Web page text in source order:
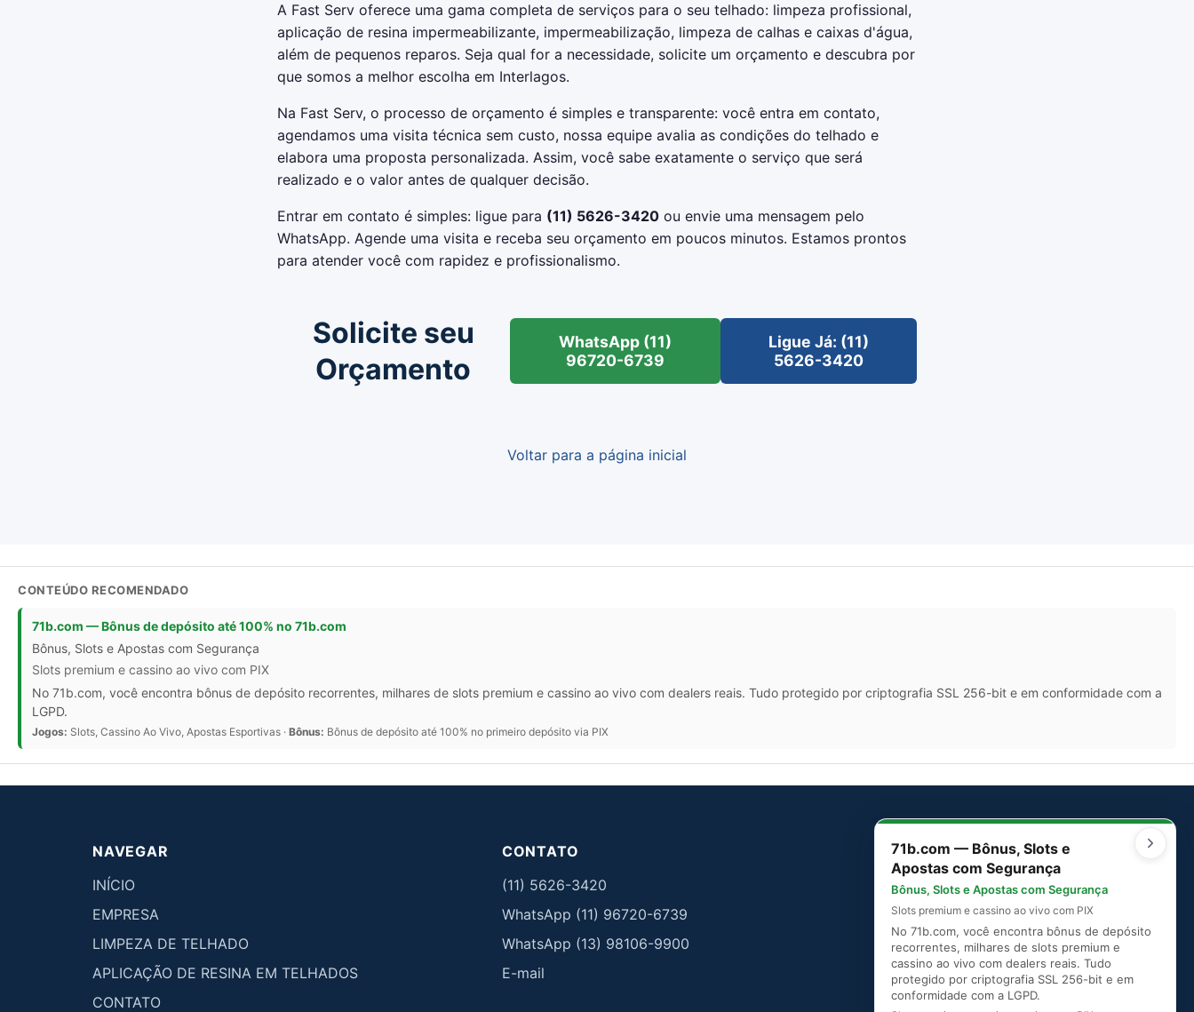
A Fast Serv oferece uma gama completa de serviços para o seu telhado: limpeza profissional,
aplicação de resina impermeabilizante, impermeabilização, limpeza de calhas e caixas d'água,
além de pequenos reparos. Seja qual for a necessidade, solicite um orçamento e descubra por
que somos a melhor escolha em Interlagos.
Na Fast Serv, o processo de orçamento é simples e transparente: você entra em contato,
agendamos uma visita técnica sem custo, nossa equipe avalia as condições do telhado e
elabora uma proposta personalizada. Assim, você sabe exatamente o serviço que será
realizado e o valor antes de qualquer decisão.
Entrar em contato é simples: ligue para (11) 5626-3420 ou envie uma mensagem pelo
WhatsApp. Agende uma visita e receba seu orçamento em poucos minutos. Estamos prontos
para atender você com rapidez e profissionalismo.
Solicite seu
Orçamento
WhatsApp (11)
96720-6739
Ligue Já: (11)
5626-3420
Voltar para a página inicial
CONTEÚDO RECOMENDADO
71b.com — Bônus de depósito até 100% no 71b.com
Bônus, Slots e Apostas com Segurança
Slots premium e cassino ao vivo com PIX
No 71b.com, você encontra bônus de depósito recorrentes, milhares de slots premium e cassino ao vivo com dealers reais. Tudo protegido por criptografia SSL 256-bit e em conformidade com a
LGPD.
Jogos: Slots, Cassino Ao Vivo, Apostas Esportivas · Bônus: Bônus de depósito até 100% no primeiro depósito via PIX
NAVEGAR
INÍCIO
EMPRESA
LIMPEZA DE TELHADO
APLICAÇÃO DE RESINA EM TELHADOS
CONTATO
CONTATO
(11) 5626-3420
WhatsApp (11) 96720-6739
WhatsApp (13) 98106-9900
E-mail
SITEMAP
Mapa do Site
71b.com — Bônus, Slots e
Apostas com Segurança
Bônus, Slots e Apostas com Segurança
Slots premium e cassino ao vivo com PIX
No 71b.com, você encontra bônus de depósito
recorrentes, milhares de slots premium e
cassino ao vivo com dealers reais. Tudo
protegido por criptografia SSL 256-bit e em
conformidade com a LGPD.